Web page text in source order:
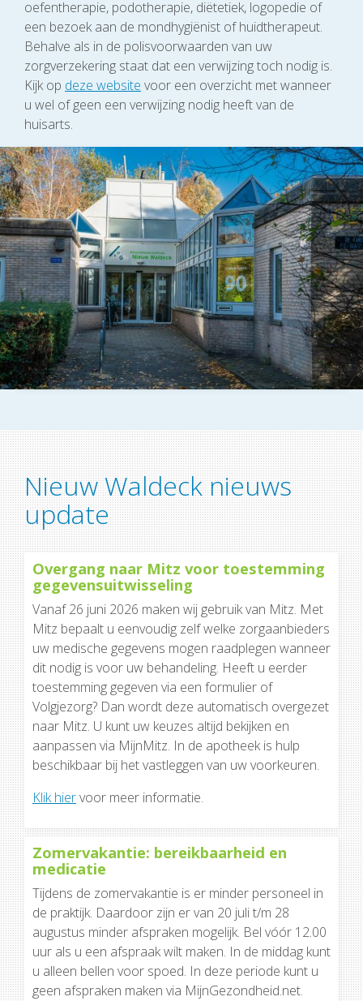
oefentherapie, podotherapie, diëtetiek, logopedie of
een bezoek aan de mondhygiënist of huidtherapeut.
Behalve als in de polisvoorwaarden van uw
zorgverzekering staat dat een verwijzing toch nodig is.
Kijk op deze website voor een overzicht met wanneer
u wel of geen een verwijzing nodig heeft van de
huisarts.
Nieuw Waldeck nieuws
update
Overgang naar Mitz voor toestemming
gegevensuitwisseling
Vanaf 26 juni 2026 maken wij gebruik van Mitz. Met
Mitz bepaalt u eenvoudig zelf welke zorgaanbieders
uw medische gegevens mogen raadplegen wanneer
dit nodig is voor uw behandeling. Heeft u eerder
toestemming gegeven via een formulier of
Volgjezorg? Dan wordt deze automatisch overgezet
naar Mitz. U kunt uw keuzes altijd bekijken en
aanpassen via MijnMitz. In de apotheek is hulp
beschikbaar bij het vastleggen van uw voorkeuren.
Klik hiervoor meer informatie.
Zomervakantie: bereikbaarheid en
medicatie
Tijdens de zomervakantie is er minder personeel in
de praktijk. Daardoor zijn er van 20 juli t/m 28
augustus minder afspraken mogelijk. Bel vóór 12.00
uur als u een afspraak wilt maken. In de middag kunt
u alleen bellen voor spoed. In deze periode kunt u
geen afspraken maken via MijnGezondheid.net.